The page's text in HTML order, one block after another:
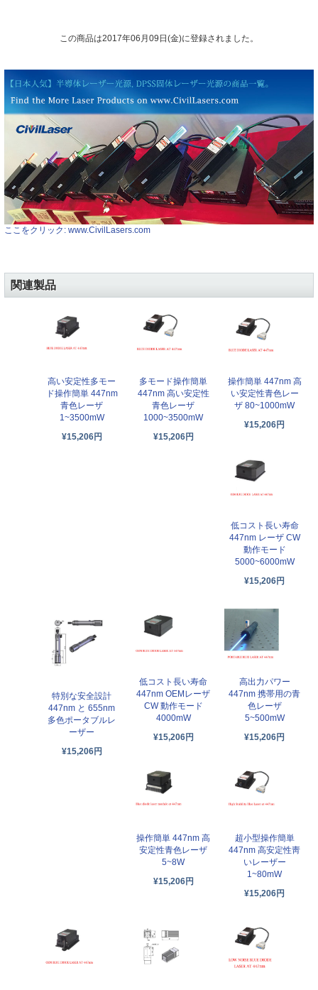
この商品は2017年06月09日(金)に登録されました。
ここをクリック: www.CivilLasers.com
関連製品
高い安定性多モー
ド操作簡単 447nm
青色レーザ
1~3500mW
¥15,206円
多モード操作簡単
447nm 高い安定性
青色レーザ
1000~3500mW
¥15,206円
操作簡単 447nm 高
い安定性青色レー
ザ 80~1000mW
¥15,206円
低コスト長い寿命
447nm レーザ CW
動作モード
5000~6000mW
¥15,206円
特別な安全設計
447nm と 655nm
多色ポータブルレ
ーザー
¥15,206円
低コスト長い寿命
447nm OEMレーザ
CW 動作モード
4000mW
¥15,206円
高出力パワー
447nm 携帯用の青
色レーザ
5~500mW
¥15,206円
操作簡単 447nm 高
安定性青色レーザ
5~8W
¥15,206円
超小型操作簡単
447nm 高安定性靑
いレーザー
1~80mW
¥15,206円